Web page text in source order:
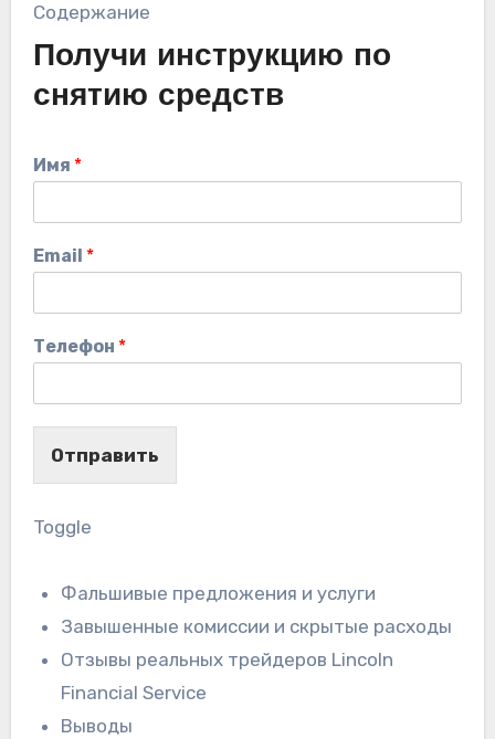
Содержание
Получи инструкцию по
снятию средств
Имя *
Email *
Телефон *
Отправить
Toggle
Фальшивые предложения и услуги
Завышенные комиссии и скрытые расходы
Отзывы реальных трейдеров Lincoln
Financial Service
Выводы